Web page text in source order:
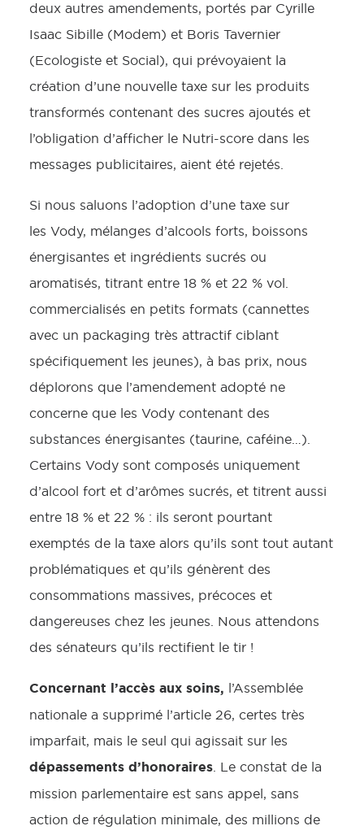
deux autres amendements, portés par Cyrille
Isaac Sibille (Modem) et Boris Tavernier
(Ecologiste et Social), qui prévoyaient la
création d’une nouvelle taxe sur les produits
transformés contenant des sucres ajoutés et
l’obligation d’afficher le Nutri-score dans les
messages publicitaires, aient été rejetés.
Si nous saluons l’adoption d’une taxe sur
les Vody, mélanges d’alcools forts, boissons
énergisantes et ingrédients sucrés ou
aromatisés, titrant entre 18 % et 22 % vol.
commercialisés en petits formats (cannettes
avec un packaging très attractif ciblant
spécifiquement les jeunes), à bas prix, nous
déplorons que l’amendement adopté ne
concerne que les Vody contenant des
substances énergisantes (taurine, caféine…).
Certains Vody sont composés uniquement
d’alcool fort et d’arômes sucrés, et titrent aussi
entre 18 % et 22 % : ils seront pourtant
exemptés de la taxe alors qu’ils sont tout autant
problématiques et qu’ils génèrent des
consommations massives, précoces et
dangereuses chez les jeunes. Nous attendons
des sénateurs qu’ils rectifient le tir !
Concernant l’accès aux soins, l’Assemblée
nationale a supprimé l’article 26, certes très
imparfait, mais le seul qui agissait sur les
dépassements d’honoraires . Le constat de la
mission parlementaire est sans appel, sans
action de régulation minimale, des millions de